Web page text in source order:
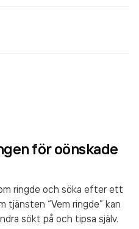
för oönskade
ringde och söka efter ett
tjänsten “Vem ringde” kan
sökt på och tipsa själv.